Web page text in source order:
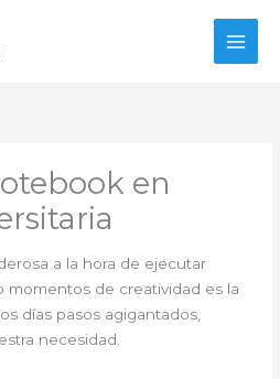
en
a la hora de ejecutar
momentos de creatividad es la
días pasos agigantados,
necesidad.